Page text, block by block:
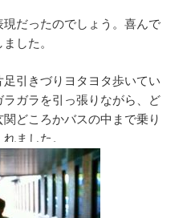
だったのでしょう。喜んで
した。
引きづりヨタヨタ歩いてい
ガラを引っ張りながら、ど
どころかバスの中まで乗り
ました。